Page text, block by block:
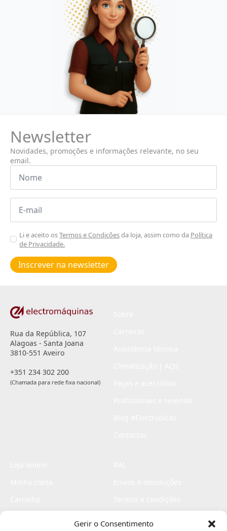
Gerir o Consentimento
Newsletter
Novidades, promoções e informações relevante, no seu
email.
Nome
Email
Aceitar
Poiticas
de
privacidade
Li e aceito osTermos e Condiçõesda loja, assim como da Política
de Privacidade.
Inscrever na newsletter
Rua da República, 107
Alagoas - Santa Joana
3810-551 Aveiro
+351 234 302 200
(Chamada para rede fixa nacional)